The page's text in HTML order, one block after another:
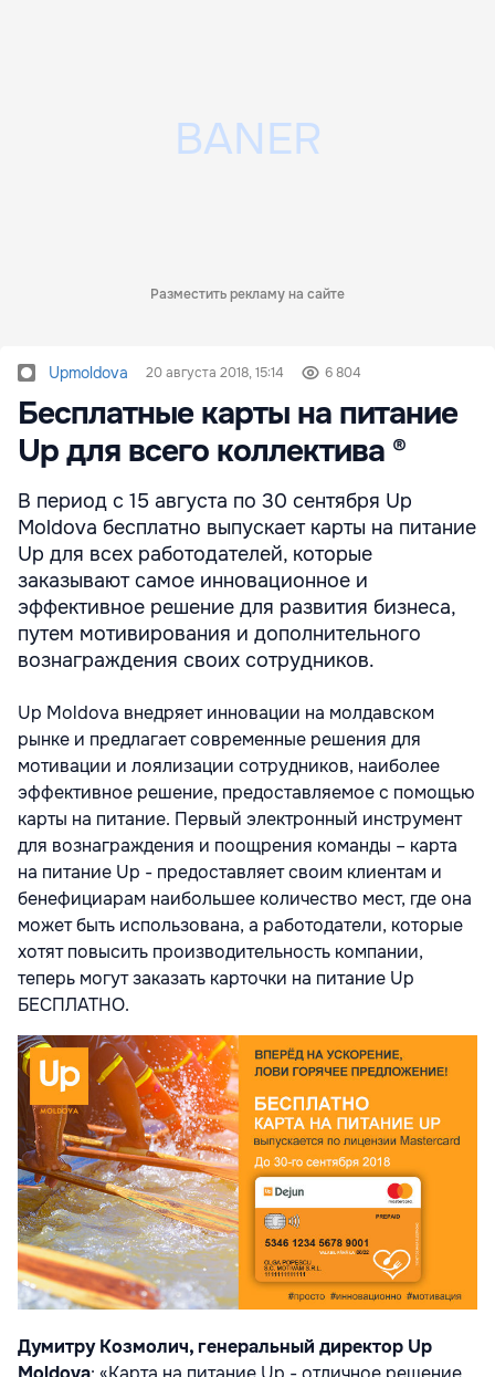
Разместить рекламу на сайте
Upmoldova 20 августа 2018, 15:14 6 804
Бесплатные карты на питание
Up для всего коллектива ®
В период с 15 августа по 30 сентября Up
Moldova бесплатно выпускает карты на питание
Up для всех работодателей, которые
заказывают самое инновационное и
эффективное решение для развития бизнеса,
путем мотивирования и дополнительного
вознаграждения своих сотрудников.
Up Moldova внедряет инновации на молдавском
рынке и предлагает современные решения для
мотивации и лоялизации сотрудников, наиболее
эффективное решение, предоставляемое с помощью
карты на питание. Первый электронный инструмент
для вознаграждения и поощрения команды – карта
на питание Up - предоставляет своим клиентам и
бенефициарам наибольшее количество мест, где она
может быть использована, а работодатели, которые
хотят повысить производительность компании,
теперь могут заказать карточки на питание Up
БЕСПЛАТНО.
Думитру Козмолич, генеральный директор Up